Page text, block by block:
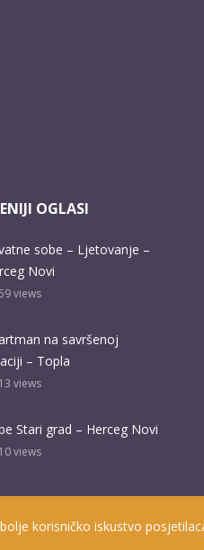
OGLASI
sobe – Ljetovanje –
Novi
views
na savršenoj
– Topla
views
Stari grad – Herceg Novi
views
korisničko iskustvo